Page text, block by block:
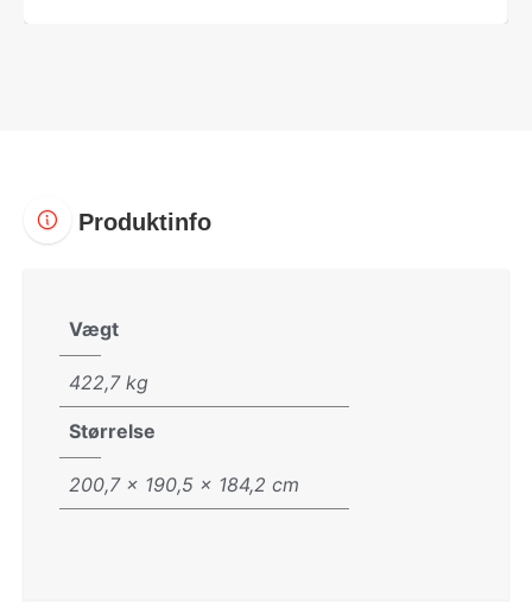
Produktinfo
Vægt
422,7 kg
Størrelse
200,7 × 190,5 × 184,2 cm